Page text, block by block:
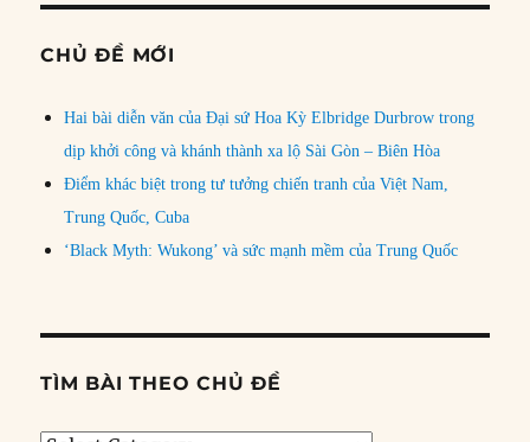
CHỦ ĐỀ MỚI
Hai bài diễn văn của Đại sứ Hoa Kỳ Elbridge Durbrow trong
dịp khởi công và khánh thành xa lộ Sài Gòn – Biên Hòa
Điểm khác biệt trong tư tưởng chiến tranh của Việt Nam,
Trung Quốc, Cuba
‘Black Myth: Wukong’ và sức mạnh mềm của Trung Quốc
TÌM BÀI THEO CHỦ ĐỀ